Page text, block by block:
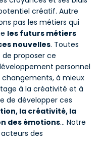
créatif. Autre
pas les métiers qui
les futurs métiers
nouvelles. Toutes
proposer ce
personnel
changements, à mieux
à la créativité et à
de développer ces
la créativité, la
des émotions… Notre
des